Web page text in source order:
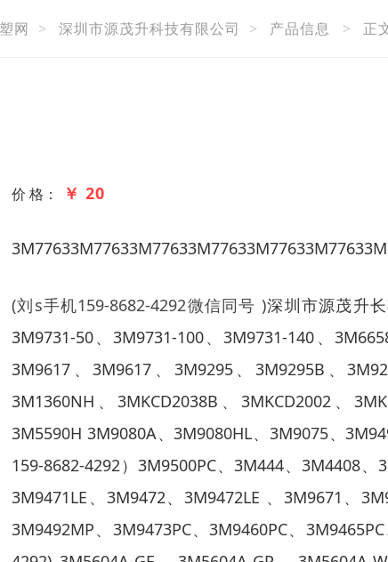
网 > 深圳市源茂升科技有限公司 > 产品信息 > 正
价 格： ￥ 20
(刘s手机159-8682-4292微信同号 )深圳市源茂升
3M9731-50、3M9731-100、3M9731-140、
3M9617、3M9617、3M9295、3M9295B、
3M1360NH、3MKCD2038B、3MKCD2002、
3M5590H 3M9080A、3M9080HL、3M9075、
159-8682-4292）3M9500PC、3M444、3M4408
3M9471LE、3M9472、3M9472LE 、3M9671、
3M9492MP、3M9473PC、3M9460PC、